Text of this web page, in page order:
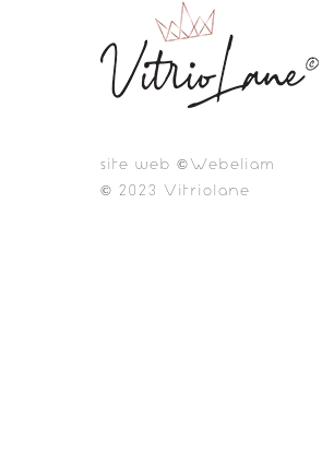
site web ©Webeliam
© 2023 Vitriolane